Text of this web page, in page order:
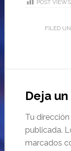
POST
FILED
Deja
Tu
publicada.
marcados